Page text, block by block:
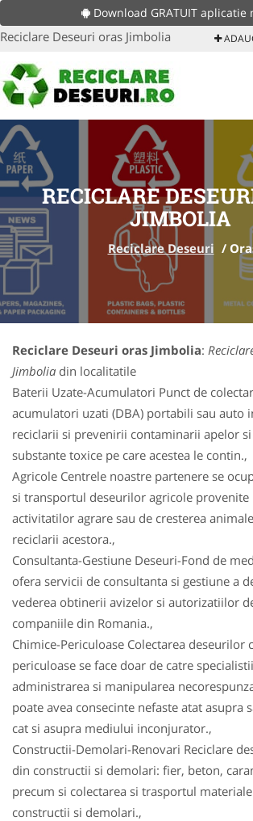
Download GRATUIT aplicatie
Reciclare Deseuri oras Jimbolia
RECICLARE
JIMBOLIA
Reciclare Deseuri /
Reciclare Deseuri oras Jimbolia:
Jimbolia din localitatile
Baterii Uzate-Acumulatori Punct de
acumulatori uzati (DBA) portabili sau auto
reciclarii si prevenirii contaminarii apelor
substante toxice pe care acestea le contin.,
Agricole Centrele noastre partenere se
si transportul deseurilor agricole provenite
activitatilor agrare sau de cresterea
reciclarii acestora.,
Consultanta-Gestiune Deseuri-Fond de
ofera servicii de consultanta si gestiune a
vederea obtinerii avizelor si autorizatiilor
companiile din Romania.,
Chimice-Periculoase Colectarea deseurilor
periculoase se face doar de catre
administrarea si manipularea
poate avea consecinte nefaste atat asupra
cat si asupra mediului inconjurator.,
Constructii-Demolari-Renovari Reciclare
din constructii si demolari: fier, beton,
precum si colectarea si trasportul
constructii si demolari.,